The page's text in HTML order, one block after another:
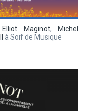
Elliot Maginot,
Michel
à Soif de Musique